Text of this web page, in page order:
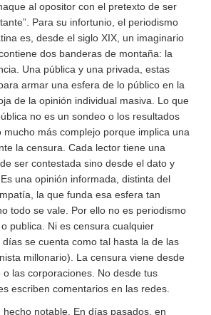
al opositor con el pretexto de ser
Para su infortunio, el periodismo
es, desde el siglo XIX, un imaginario
dos banderas de montaña: la
Una pública y una privada, estas
armar una esfera de lo público en la
de la opinión individual masiva. Lo que
no es un sondeo o los resultados
mucho más complejo porque implica una
la censura. Cada lector tiene una
ser contestada sino desde el dato y
una opinión informada, distinta del
la que funda esa esfera tan
todo se vale. Por ello no es periodismo
publica. Ni es censura cualquier
se cuenta como tal hasta la de las
millonario). La censura viene desde
las corporaciones. No desde tus
escriben comentarios en las redes.
hecho notable. En días pasados, en